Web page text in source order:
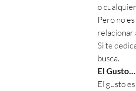
o
Pero no
relacionar
Si te
busca.
El Gusto…
El gusto